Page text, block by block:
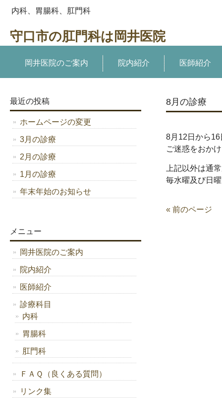
内科、胃腸科、肛門科
守口市の肛門科は岡井医院
岡井医院のご案内 院内紹介 医師紹介
8月の診療
8月12日から
ご迷惑をおか
上記以外は通
毎水曜及び日
« 前のページ
最近の投稿
ホームページの変更
3月の診療
2月の診療
1月の診療
年末年始のお知らせ
メニュー
岡井医院のご案内
院内紹介
医師紹介
診療科目
内科
胃腸科
肛門科
ＦＡＱ（良くある質問）
リンク集